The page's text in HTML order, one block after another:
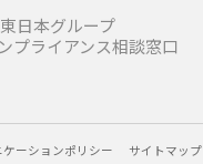
日本グループ
プライアンス相談窓口
ーションポリシー サイトマップ